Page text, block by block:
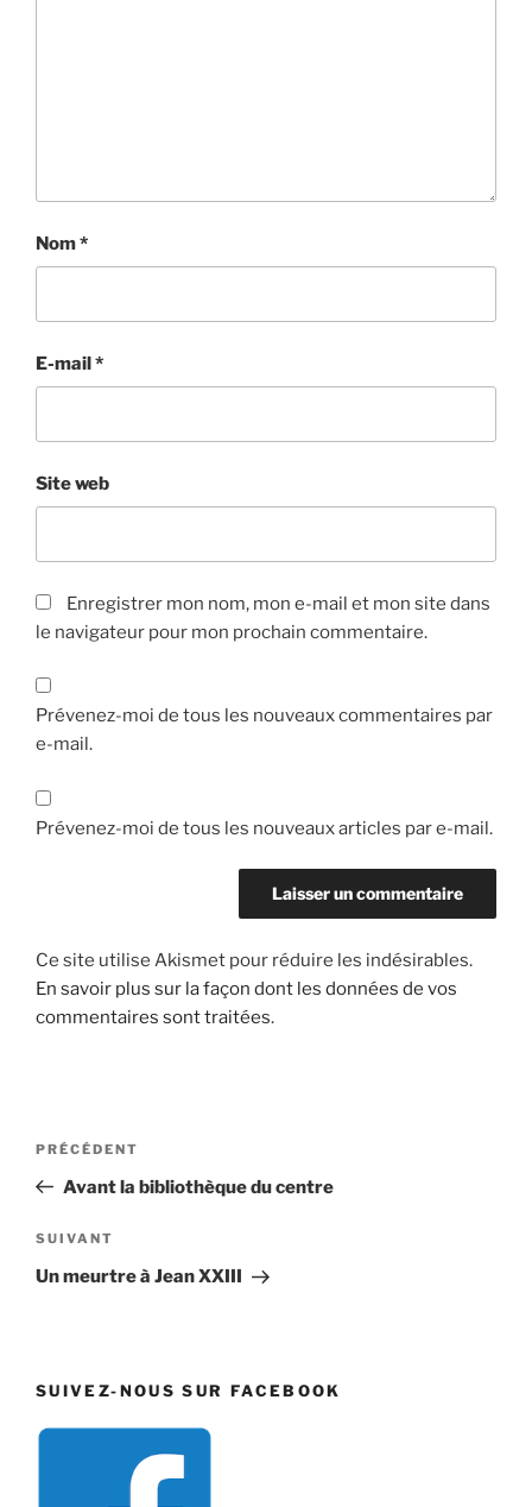
Nom*
E-mail*
Site web
Enregistrer mon nom, mon e-mail et mon site dans
le navigateur pour mon prochain commentaire.
Prévenez-moi de tous les nouveaux commentaires par
e-mail.
Prévenez-moi de tous les nouveaux articles par e-mail.
Ce site utilise Akismet pour réduire les indésirables.
En savoir plus sur la façon dont les données de vos
commentaires sont traitées.
Navigation
l’article
Article
précédent
PRÉCÉDENT
Avant la bibliothèque du centre
Article
suivant
SUIVANT
Un meurtre à Jean XXIII
SUIVEZ-NOUS SUR FACEBOOK